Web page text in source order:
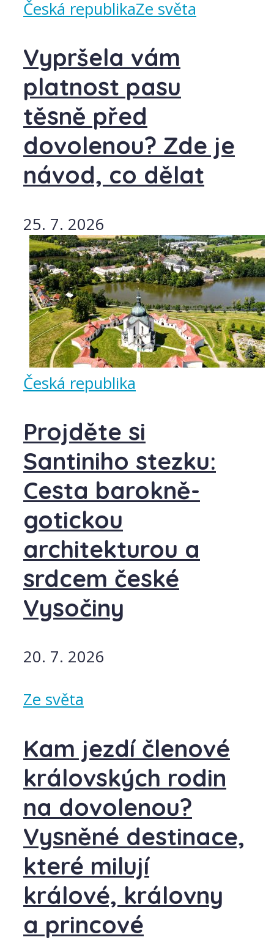
Česká republikaZe světa
Vypršela vám
platnost pasu
těsně před
dovolenou? Zde je
návod, co dělat
25. 7. 2026
Česká republika
Projděte si
Santiniho stezku:
Cesta barokně-
gotickou
architekturou a
srdcem české
Vysočiny
20. 7. 2026
Ze světa
Kam jezdí členové
královských rodin
na dovolenou?
Vysněné destinace,
které milují
králové, královny
a princové